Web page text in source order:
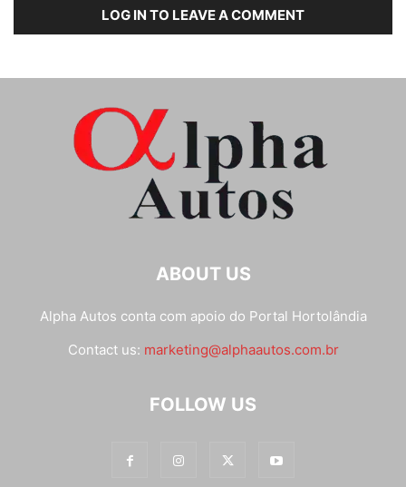
LOG IN TO LEAVE A COMMENT
ABOUT US
Alpha Autos conta com apoio do Portal Hortolândia
Contact us: marketing@alphaautos.com.br
FOLLOW US